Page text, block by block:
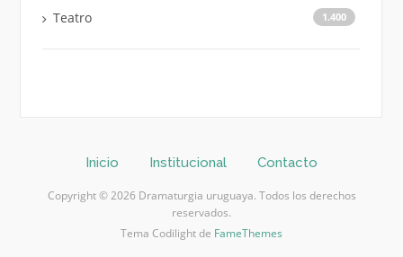
Teatro 1.400
Inicio Institucional Contacto
Copyright © 2026 Dramaturgia uruguaya. Todos los derechos
reservados.
Tema Codilight de FameThemes